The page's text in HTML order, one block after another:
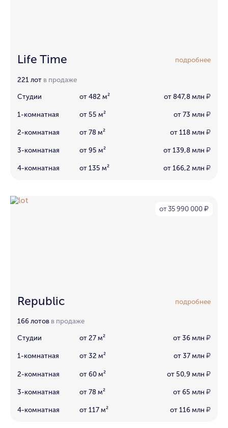
Life Time подробнее
221 лот в продаже
Студии от 482 м² от 847,8 млн ₽
1-комнатная от 55 м² от 73 млн ₽
2-комнатная от 78 м² от 118 млн ₽
3-комнатная от 95 м² от 139,8 млн ₽
4-комнатная от 135 м² от 166,2 млн ₽
от 35 990 000 ₽
Republic подробнее
166 лотов в продаже
Студии от 27 м² от 36 млн ₽
1-комнатная от 32 м² от 37 млн ₽
2-комнатная от 60 м² от 50,9 млн ₽
3-комнатная от 78 м² от 65 млн ₽
4-комнатная от 117 м² от 116 млн ₽